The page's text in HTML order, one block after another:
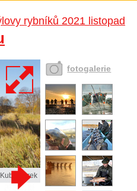
rybníků 2021 listopad
Kuba Turek
fotogalerie